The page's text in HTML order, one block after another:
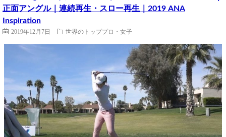
正面アングル｜連続再生・スロー再生｜2019 ANA
Inspiration
2019年12月7日 世界のトッププロ・女子